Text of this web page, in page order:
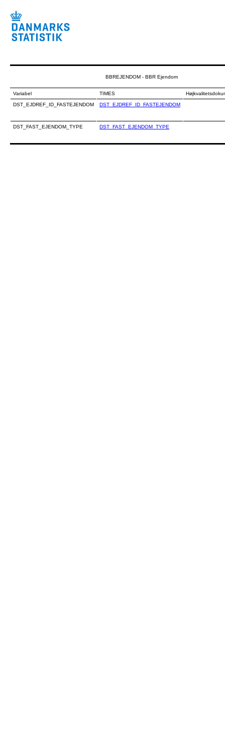
BBREJENDOM - BBR Ejendom
Variabel TIMES
DST_EJDREF_ID_FASTEJENDOM
DST_EJDREF_ID_FASTEJENDOM
DST_FAST_EJENDOM_TYPE DST_FAST_EJENDOM_TYPE